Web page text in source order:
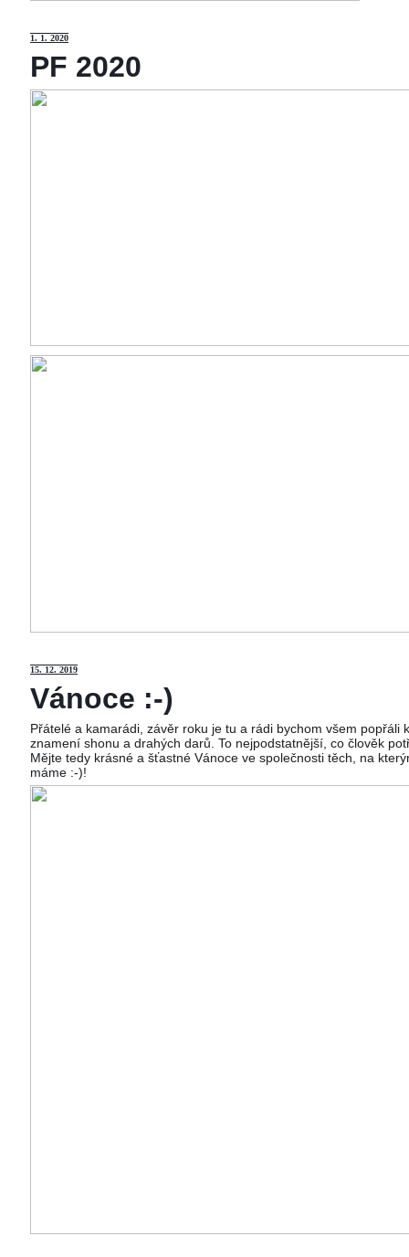
1. 1. 2020
PF 2020
15. 12. 2019
Vánoce :-)
Přátelé a kamarádi, závěr roku je tu a rádi bychom všem
znamení shonu a drahých darů. To nejpodstatnější, co člověk
Mějte tedy krásné a šťastné Vánoce ve společnosti těch, na
máme :-)!